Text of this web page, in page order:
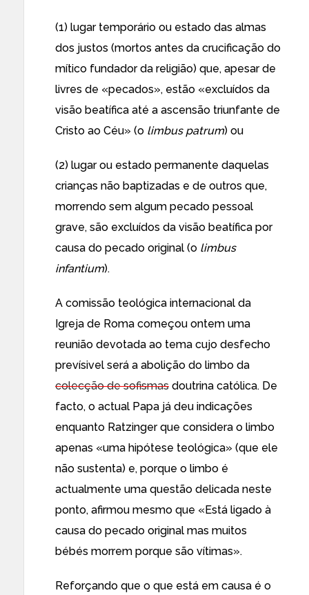
(1) lugar temporário ou estado das almas
dos justos (mortos antes da crucificação do
mítico fundador da religião) que, apesar de
livres de «pecados», estão «excluídos da
visão beatífica até a ascensão triunfante de
Cristo ao Céu» (o limbus patrum) ou
(2) lugar ou estado permanente daquelas
crianças não baptizadas e de outros que,
morrendo sem algum pecado pessoal
grave, são excluídos da visão beatífica por
causa do pecado original (o limbus
infantium).
A comissão teológica internacional da
Igreja de Roma começou ontem uma
reunião devotada ao tema cujo desfecho
prevísivel será a abolição do limbo da
colecção de sofismas doutrina católica. De
facto, o actual Papa já deu indicações
enquanto Ratzinger que considera o limbo
apenas «uma hipótese teológica» (que ele
não sustenta) e, porque o limbo é
actualmente uma questão delicada neste
ponto, afirmou mesmo que «Está ligado à
causa do pecado original mas muitos
bébés morrem porque são vítimas».
Reforçando que o que está em causa é o